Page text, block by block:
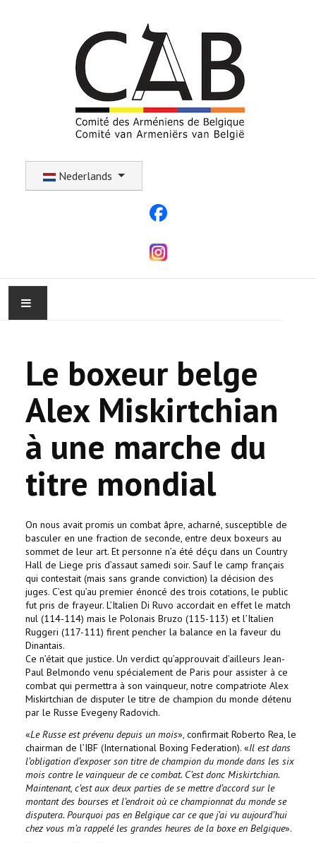
Nederlands
ACTUALITEIT
GEMEENSCHAP
EVENTS
🔔 VERKIEZINGEN 2026 🗳️
HAY DOUN
VERENIGINGEN
CONTACT
Le boxeur belge
Alex Miskirtchian
à une marche du
titre mondial
On nous avait promis un combat âpre, acharné, susceptible de
basculer en une fraction de seconde, entre deux boxeurs au
sommet de leur art. Et personne n’a été déçu dans un Country
Hall de Liege pris d’assaut samedi soir. Sauf le camp français
qui contestait (mais sans grande conviction) la décision des
juges. C’est qu’au premier énoncé des trois cotations, le public
fut pris de frayeur. L’Italien Di Ruvo accordait en effet le match
nul (114-114) mais le Polonais Bruzo (115-113) et l’Italien
Ruggeri (117-111) firent pencher la balance en la faveur du
Dinantais.
Ce n’était que justice. Un verdict qu’approuvait d’ailleurs Jean-
Paul Belmondo venu spécialement de Paris pour assister à ce
combat qui permettra à son vainqueur, notre compatriote Alex
Miskirtchian de disputer le titre de champion du monde détenu
par le Russe Evegeny Radovich.
«Le Russe est prévenu depuis un mois», confirmait Roberto Rea, le
chairman de l’IBF (International Boxing Federation). «Il est dans
l’obligation d’exposer son titre de champion du monde dans les six
mois contre le vainqueur de ce combat. C’est donc Miskirtchian.
Maintenant, c’est aux deux parties de se mettre d’accord sur le
montant des bourses et l’endroit où ce championnat du monde se
disputera. Pourquoi pas en Belgique car ce que j’ai vu aujourd’hui
chez vous m’a rappelé les grandes heures de la boxe en Belgique».